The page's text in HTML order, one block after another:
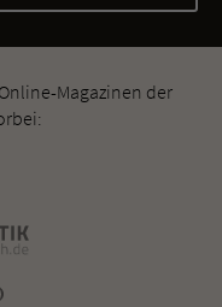
Magazinen der